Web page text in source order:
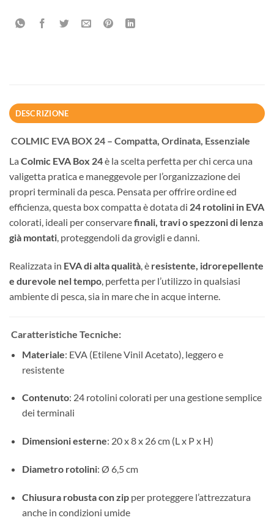
DESCRIZIONE
COLMIC EVA BOX 24 – Compatta, Ordinata, Essenziale
La Colmic EVA Box 24è la scelta perfetta per chi cerca una
valigetta pratica e maneggevole per l’organizzazione dei
propri terminali da pesca. Pensata per offrire ordine ed
efficienza, questa box compatta è dotata di 24 rotolini in EVA
colorati, ideali per conservarefinali, travi o spezzoni di lenza
già montati, proteggendoli da grovigli e danni.
Realizzata in EVA di alta qualità , è resistente, idrorepellente
e durevole nel tempo , perfetta per l’utilizzo in qualsiasi
ambiente di pesca, sia in mare che in acque interne.
Caratteristiche Tecniche:
Materiale: EVA (Etilene Vinil Acetato), leggero e
resistente
Contenuto: 24 rotolini colorati per una gestione semplice
dei terminali
Dimensioni esterne: 20 x 8 x 26 cm (L x P x H)
Diametro rotolini: Ø 6,5 cm
Chiusura robusta con zipper proteggere l’attrezzatura
anche in condizioni umide